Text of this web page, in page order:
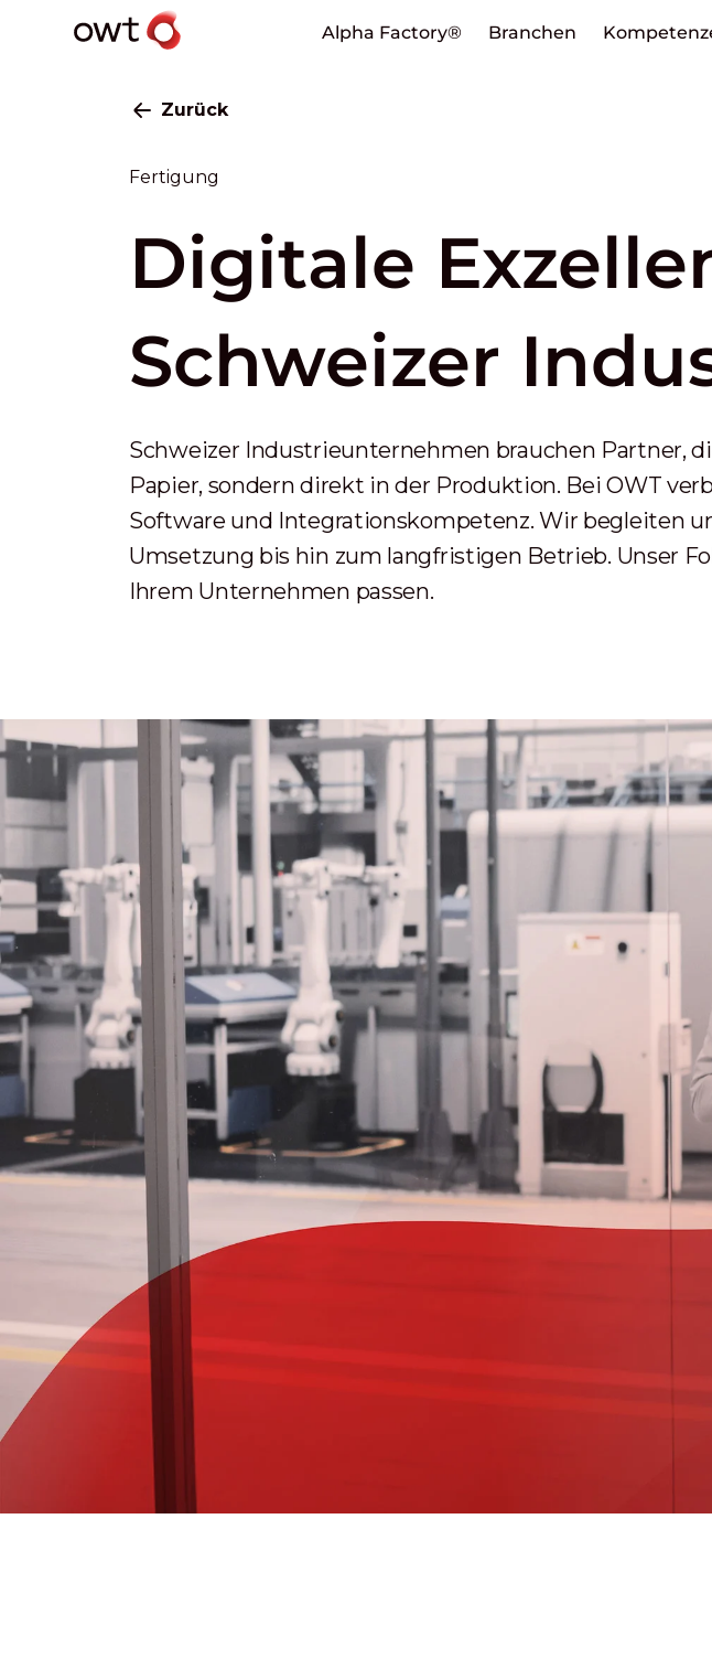
Alpha Factory® Branchen
Zurück
Fertigung
Digitale
Schweizer
Schweizer Industrieunternehmen brauchen Partner,
Papier, sondern direkt in der Produktion. Bei OWT
Software und Integrationskompetenz. Wir begleiten
Umsetzung bis hin zum langfristigen Betrieb. Unser
Ihrem Unternehmen passen.